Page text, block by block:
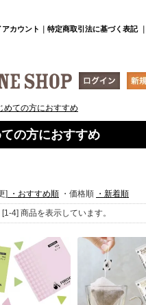
アカウント ｜ 特定商取引法に基づく表記｜
めての方におすすめ
の方におすすめ
] ・おすすめ順 ・価格順 ・新着順
4] 商品を表示しています。